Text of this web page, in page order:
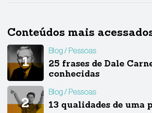
Conteúdos mais
Blog Pessoas
25 frases de Dale
conhecidas
Blog Pessoas
13 qualidades de uma